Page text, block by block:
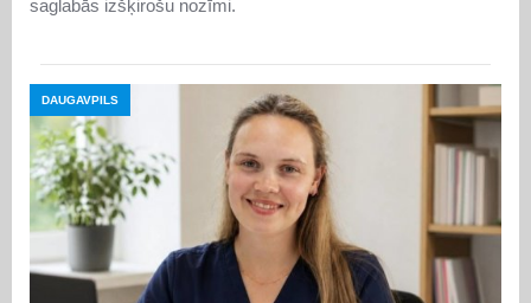
saglabās izšķirošu nozīmi.
DAUGAVPILS